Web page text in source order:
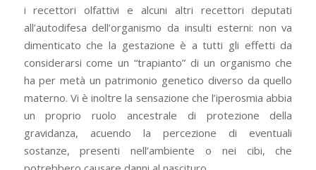
i recettori olfattivi e alcuni altri recettori deputati
all’autodifesa dell’organismo da insulti esterni: non va
dimenticato che la gestazione è a tutti gli effetti da
considerarsi come un “trapianto” di un organismo che
ha per metà un patrimonio genetico diverso da quello
materno. Vi è inoltre la sensazione che l’iperosmia abbia
un proprio ruolo ancestrale di protezione della
gravidanza, acuendo la percezione di eventuali
sostanze, presenti nell’ambiente o nei cibi, che